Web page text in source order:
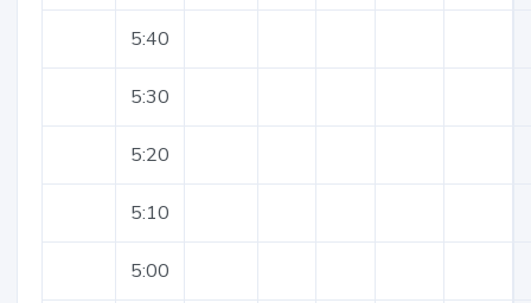
5:40
5:30
5:20
5:10
5:00